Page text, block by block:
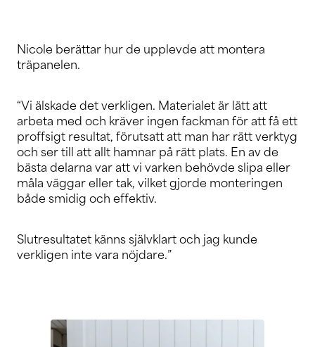
Nicole berättar hur de upplevde att montera
träpanelen.
“Vi älskade det verkligen. Materialet är lätt att
arbeta med och kräver ingen fackman för att få ett
proffsigt resultat, förutsatt att man har rätt verktyg
och ser till att allt hamnar på rätt plats. En av de
bästa delarna var att vi varken behövde slipa eller
måla väggar eller tak, vilket gjorde monteringen
både smidig och effektiv.
Slutresultatet känns självklart och jag kunde
verkligen inte vara nöjdare.”